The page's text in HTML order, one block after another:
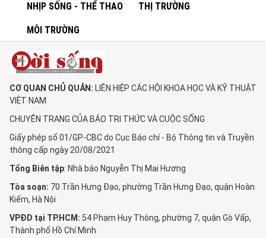
NHỊP SỐNG - THỂ THAO THỊ TRƯỜNG
MÔI TRƯỜNG
CƠ QUAN CHỦ QUẢN: LIÊN HIỆP CÁC HỘI KHOA HỌC VÀ KỸ THUẬT
VIỆT NAM
CHUYÊN TRANG CỦA BÁO TRI THỨC VÀ CUỘC SỐNG
Giấy phép số 01/GP-CBC do Cục Báo chí - Bộ Thông tin và Truyền
thông cấp ngày 20/08/2021
Tổng Biên tập: Nhà báo Nguyễn Thị Mai Hương
Tòa soạn: 70 Trần Hưng Đạo, phường Trần Hưng Đạo, quận Hoàn
Kiếm, Hà Nội
VPĐD tại TP.HCM: 54 Phạm Huy Thông, phường 7, quận Gò Vấp,
Thành phố Hồ Chí Minh